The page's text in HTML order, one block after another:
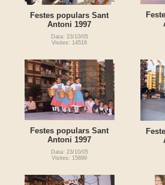
Festes populars Sant
Antoni 1997
Data: 23/10/05
Visites: 14516
Festes populars Sant
Antoni 1997
Data: 23/10/05
Visites: 15899